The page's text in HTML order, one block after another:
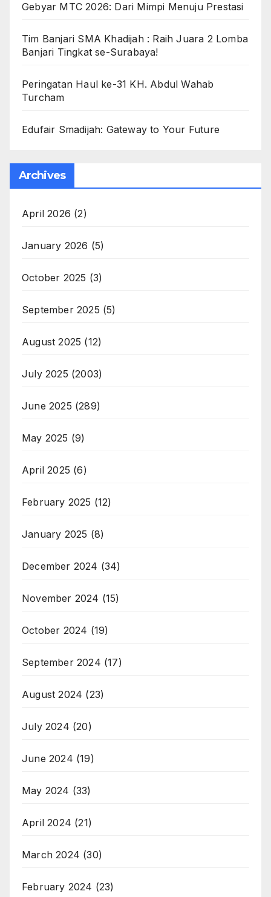
Gebyar MTC 2026: Dari Mimpi Menuju Prestasi
Tim Banjari SMA Khadijah : Raih Juara 2 Lomba
Banjari Tingkat se-Surabaya!
Peringatan Haul ke-31 KH. Abdul Wahab
Turcham
Edufair Smadijah: Gateway to Your Future
Archives
April 2026 (2)
January 2026 (5)
October 2025 (3)
September 2025 (5)
August 2025 (12)
July 2025 (2003)
June 2025 (289)
May 2025 (9)
April 2025 (6)
February 2025 (12)
January 2025 (8)
December 2024 (34)
November 2024 (15)
October 2024 (19)
September 2024 (17)
August 2024 (23)
July 2024 (20)
June 2024 (19)
May 2024 (33)
April 2024 (21)
March 2024 (30)
February 2024 (23)